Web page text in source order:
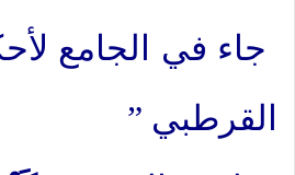
جاء في الجامع
القرطبي ”